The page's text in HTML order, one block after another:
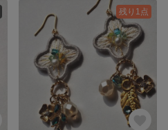
残り1点